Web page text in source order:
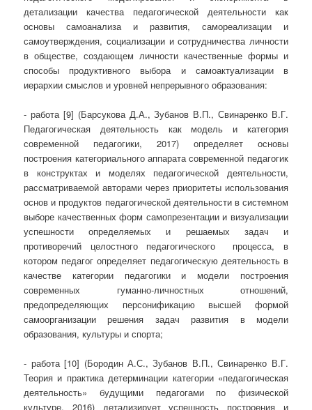
детализации качества педагогической деятельности как
основы самоанализа и развития, самореализации и
самоутверждения, социализации и сотрудничества личности
в обществе, создающем личности качественные формы и
способы продуктивного выбора и самоактуализации в
иерархии смыслов и уровней непрерывного образования:
- работа [9] (Барсукова Д.А., Зубанов В.П., Свинаренко В.Г.
Педагогическая деятельность как модель и категория
современной педагогики, 2017) определяет основы
построения категориального аппарата современной педагогик
в конструктах и моделях педагогической деятельности,
рассматриваемой авторами через приоритеты использования
основ и продуктов педагогической деятельности в системном
выборе качественных форм самопрезентации и визуализации
успешности определяемых и решаемых задач и
противоречий целостного педагогического процесса, в
котором педагог определяет педагогическую деятельность в
качестве категории педагогики и модели построения
современных гуманно-личностных отношений,
предопределяющих персонификацию высшей формой
самоорганизации решения задач развития в модели
образования, культуры и спорта;
- работа [10] (Бородин А.С., Зубанов В.П., Свинаренко В.Г.
Теория и практика детерминации категории «педагогическая
деятельность» будущими педагогами по физической
культуре, 2016) детализирует успешность построения и